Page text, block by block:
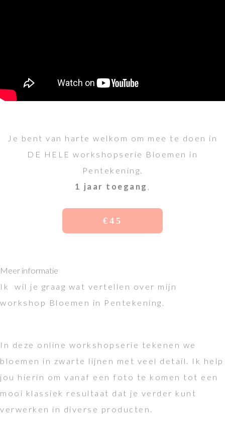
Je bent van harte welkom om mee te doen in
DE HELE workshopserie Bloemen in
Pentekening.
1 jaar toegang ,
€45
Meer informatie
Ik wil je graag wat vertellen over mijn
workshop Bloemen in Pentekening.
In deze online workshopserie tekenen we
bloemen in zwarte lijnen met veel detail. Ik help
jou hierin om vanaf een foto te komen tot een
mooi klassiek resultaat dat je verder kunt
verwerken in diverse producten.